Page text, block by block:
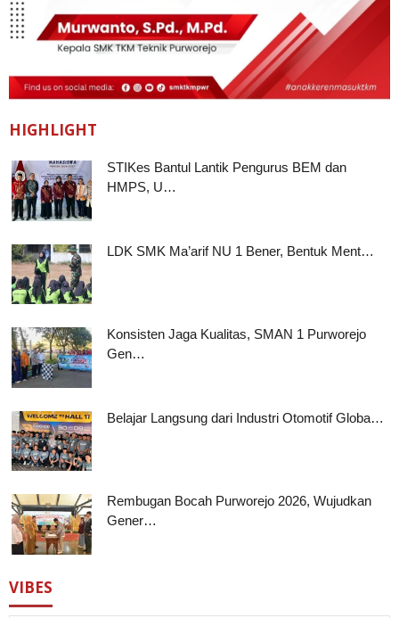
HIGHLIGHT
STIKes Bantul Lantik Pengurus BEM dan
HMPS, U…
LDK SMK Ma’arif NU 1 Bener, Bentuk Ment…
Konsisten Jaga Kualitas, SMAN 1 Purworejo
Gen…
Belajar Langsung dari Industri Otomotif Globa…
Rembugan Bocah Purworejo 2026, Wujudkan
Gener…
VIBES